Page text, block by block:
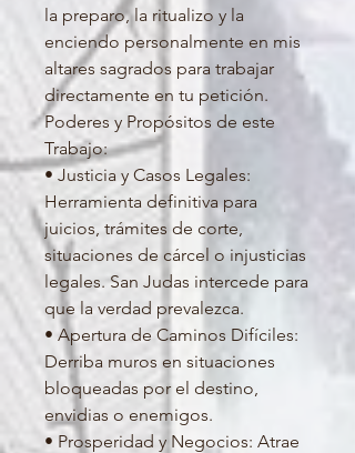
la preparo, la ritualizo y la
enciendo personalmente en mis
altares sagrados para trabajar
directamente en tu petición.
Poderes y Propósitos de este
Trabajo:
• Justicia y Casos Legales:
Herramienta definitiva para
juicios, trámites de corte,
situaciones de cárcel o injusticias
legales. San Judas intercede para
que la verdad prevalezca.
• Apertura de Caminos Difíciles:
Derriba muros en situaciones
bloqueadas por el destino,
envidias o enemigos.
• Prosperidad y Negocios: Atrae